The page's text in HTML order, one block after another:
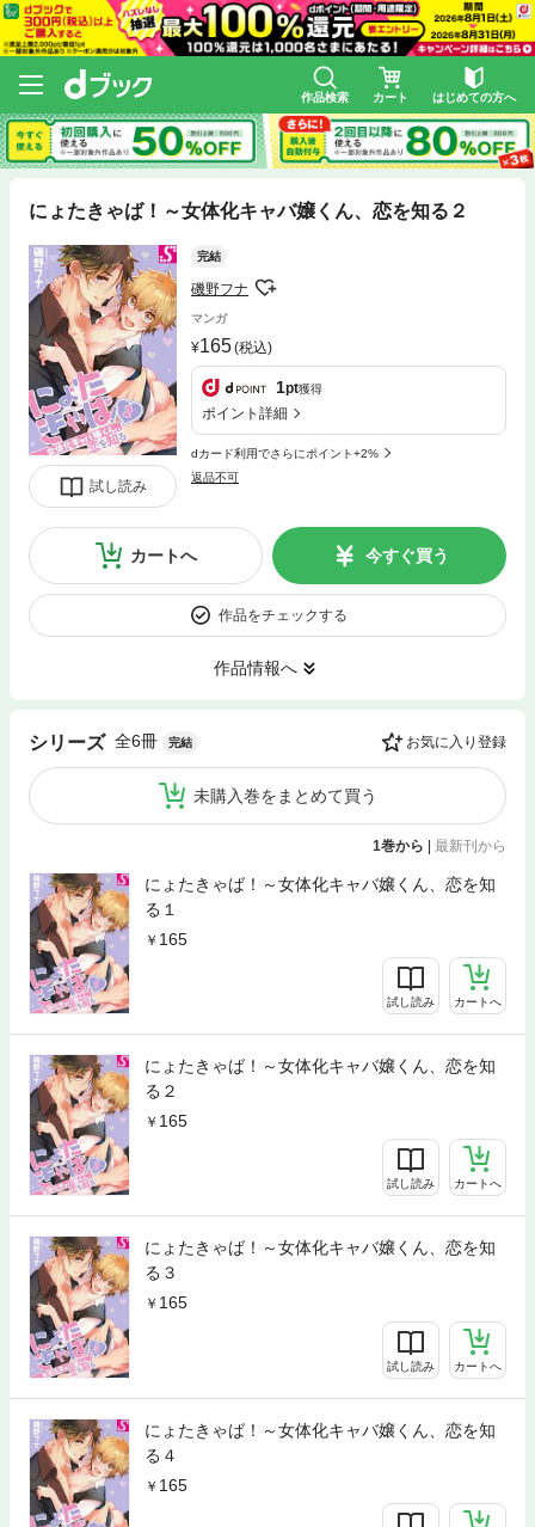
作品検索 カート はじめての方へ
にょたきゃば！～女体化キャバ嬢くん、恋を知る２
試し読み
完結
磯野フナ
マンガ
165(税込)
1pt獲得
ポイント詳細
dカード利用でさらにポイント+2%
返品不可
カートへ 今すぐ買う
作品をチェックする
作品情報へ
シリーズ 全6冊 完結 お気に入り登録
未購入巻をまとめて買う
1巻から | 最新刊から
にょたきゃば！～女体化キャバ嬢くん、恋を知
る１
165
試し読み カートへ
にょたきゃば！～女体化キャバ嬢くん、恋を知
る２
165
試し読み カートへ
にょたきゃば！～女体化キャバ嬢くん、恋を知
る３
165
試し読み カートへ
にょたきゃば！～女体化キャバ嬢くん、恋を知
る４
165